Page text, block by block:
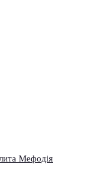
Мефодія